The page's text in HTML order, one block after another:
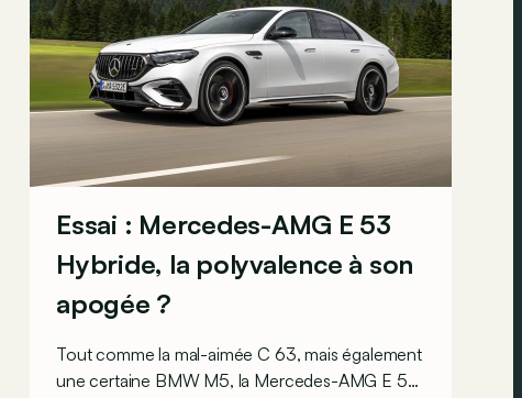
Essai : Mercedes-AMG E 53
Hybride, la polyvalence à son
apogée ?
Tout comme la mal-aimée C 63, mais également
une certaine BMW M5, la Mercedes-AMG E 53